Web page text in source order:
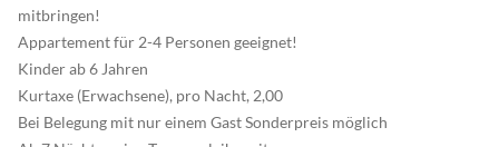
mitbringen!
Appartement für 2-4 Personen geeignet!
Kinder ab 6 Jahren
Kurtaxe (Erwachsene), pro Nacht, 2,00
Bei Belegung mit nur einem Gast Sonderpreis möglich